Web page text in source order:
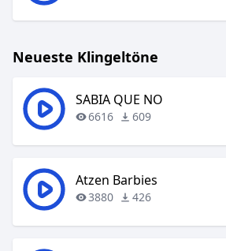
Neueste Klingeltöne
SABIA QUE NO
6616 609
Atzen Barbies
3880 426